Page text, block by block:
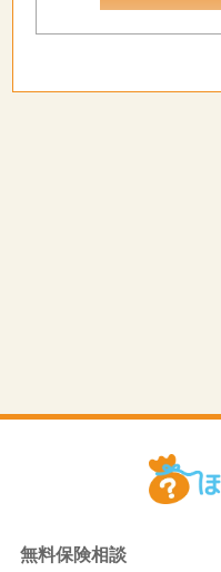
無料保険相談